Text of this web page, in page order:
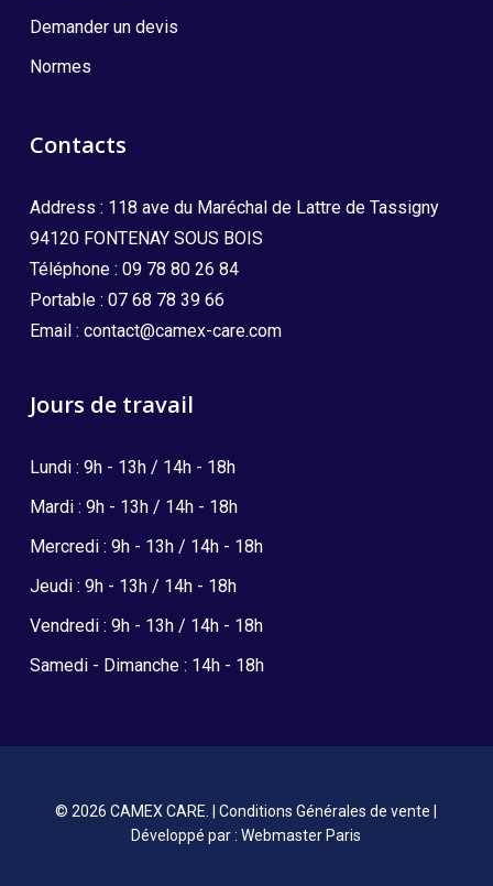
Demander un devis
Normes
Contacts
Address : 118 ave du Maréchal de Lattre de Tassigny
94120 FONTENAY SOUS BOIS
Téléphone : 09 78 80 26 84
Portable : 07 68 78 39 66
Email : contact@camex-care.com
Jours de travail
Lundi : 9h - 13h / 14h - 18h
Mardi : 9h - 13h / 14h - 18h
Mercredi : 9h - 13h / 14h - 18h
Jeudi : 9h - 13h / 14h - 18h
Vendredi : 9h - 13h / 14h - 18h
Samedi - Dimanche : 14h - 18h
© 2026 CAMEX CARE. |Conditions Générales de vente
Développé par :Webmaster Paris